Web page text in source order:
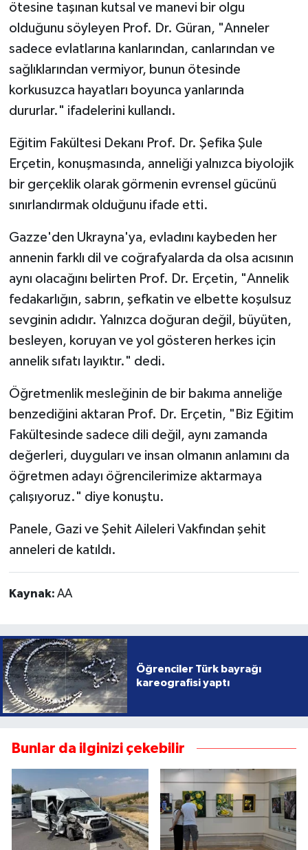
ötesine taşınan kutsal ve manevi bir olgu
olduğunu söyleyen Prof. Dr. Güran, "Anneler
sadece evlatlarına kanlarından, canlarından ve
sağlıklarından vermiyor, bunun ötesinde
korkusuzca hayatları boyunca yanlarında
dururlar." ifadelerini kullandı.
Eğitim Fakültesi Dekanı Prof. Dr. Şefika Şule
Erçetin, konuşmasında, anneliği yalnızca biyolojik
bir gerçeklik olarak görmenin evrensel gücünü
sınırlandırmak olduğunu ifade etti.
Gazze'den Ukrayna'ya, evladını kaybeden her
annenin farklı dil ve coğrafyalarda da olsa acısının
aynı olacağını belirten Prof. Dr. Erçetin, "Annelik
fedakarlığın, sabrın, şefkatin ve elbette koşulsuz
sevginin adıdır. Yalnızca doğuran değil, büyüten,
besleyen, koruyan ve yol gösteren herkes için
annelik sıfatı layıktır." dedi.
Öğretmenlik mesleğinin de bir bakıma anneliğe
benzediğini aktaran Prof. Dr. Erçetin, "Biz Eğitim
Fakültesinde sadece dili değil, aynı zamanda
değerleri, duyguları ve insan olmanın anlamını da
öğretmen adayı öğrencilerimize aktarmaya
çalışıyoruz." diye konuştu.
Panele, Gazi ve Şehit Aileleri Vakfından şehit
anneleri de katıldı.
Kaynak: AA
Öğrenciler Türk bayrağı
kareografisi yaptı
Bunlar da ilginizi çekebilir